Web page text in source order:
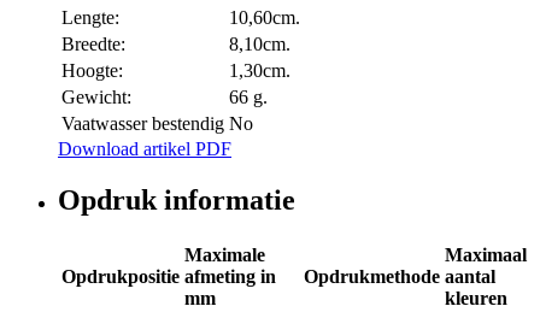
Lengte:
10,60cm.
Breedte:
8,10cm.
Hoogte:
1,30cm.
Gewicht:
66 g.
Vaatwasser bestendig No
Download artikel PDF
Opdruk informatie
Opdrukpositie
Maximale
afmeting in
mm
Opdrukmethode
Maximaal
aantal
kleuren